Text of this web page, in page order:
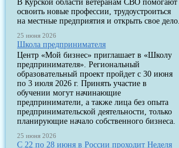
В Курской области ветеранам СВО помогают
освоить новые профессии, трудоустроиться
на местные предприятия и открыть свое дело.
25 июня 2026
Школа предпринимателя
Центр «Мой бизнес» приглашает в «Школу
предпринимателя». Региональный
образовательный проект пройдет с 30 июня
по 3 июля 2026 г. Принять участие в
обучении могут начинающие
предприниматели, а также лица без опыта
предпринимательской деятельности, только
планирующие начало собственного бизнеса.
25 июня 2026
С 22 по 28 июня в России проходит Неделя